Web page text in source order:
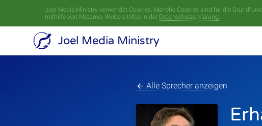
Joel Media Ministry verwendet Cookies. Manche Cookies sind für die
mithilfe von Matomo. Weitere Infos in der Datenschutzerklärung.
Joel Media Ministry
Alle Sprecher anzeigen